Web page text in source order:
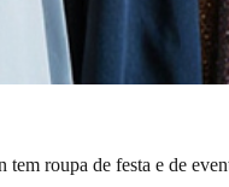
roupa de festa e de